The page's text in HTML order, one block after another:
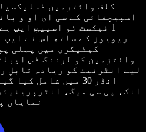
کلف وائتزمین
اسپیچفائی کے سی ای او و
ریویوز کے ساتھ اس نے ایپ
وائتزمین کو لرننگ ڈس
انڈر 30 میں شامل
انک، پی سی میگ،
نمایاں